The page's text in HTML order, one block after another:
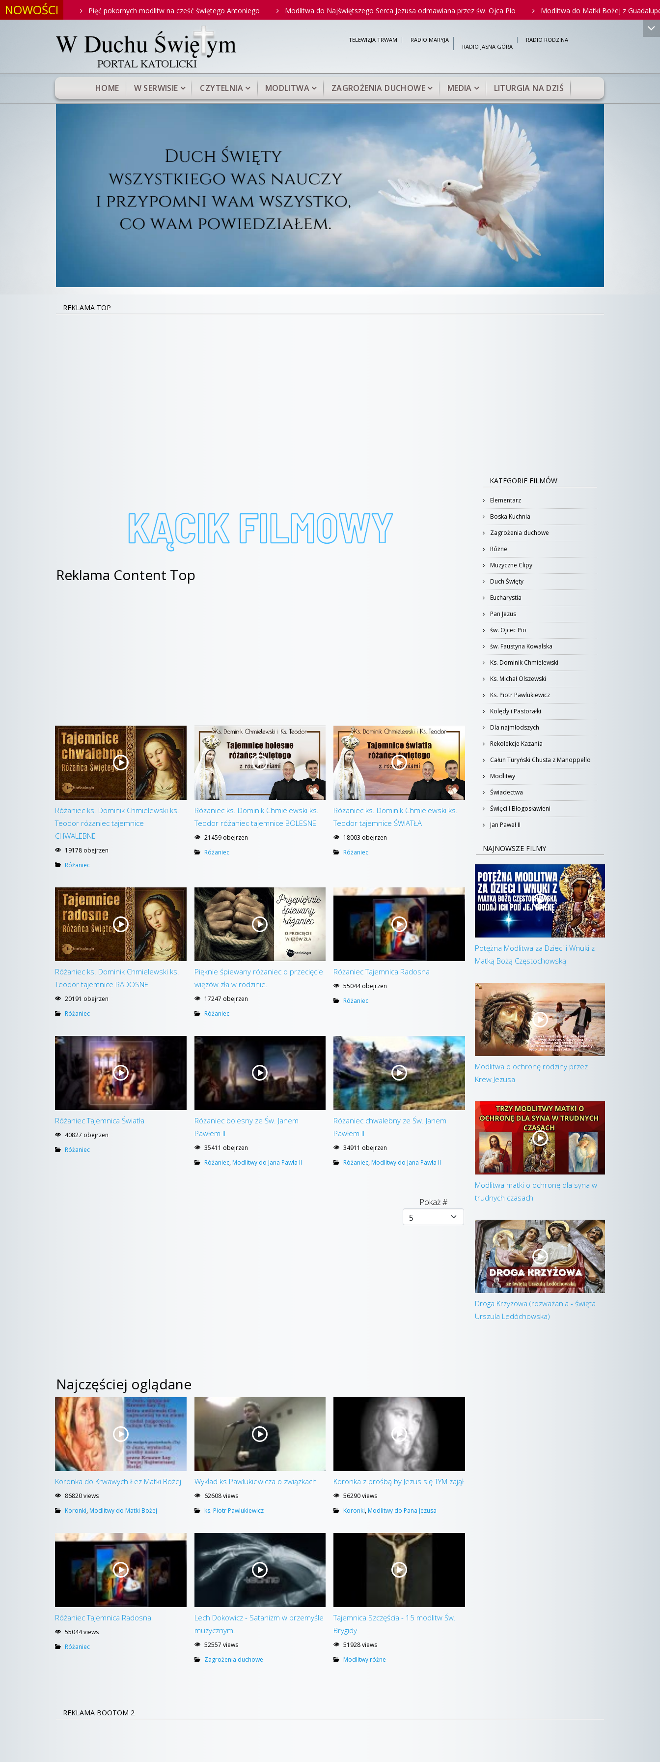
NOWOŚCIPięć pokornych modlitw na cześć świętego Antoniego Modlitwa do Najświętszego Serca Jezusa odmawiana przez św. Ojca Pio Modlitwa do Matki Bożej z Guadalupe za
TELEWIZJA TRWAM RADIO MARYJA
RADIO JASNA GÓRA
RADIO RODZINA
HOME W SERWISIE CZYTELNIA MODLITWA ZAGROŻENIA DUCHOWE MEDIA LITURGIA NA DZIŚ
REKLAMA TOP
Reklama Content Top
Różaniec ks. Dominik Chmielewski ks.
Teodor różaniec tajemnice
CHWALEBNE
19178 obejrzen
Różaniec
Różaniec ks. Dominik Chmielewski ks.
Teodor różaniec tajemnice BOLESNE
21459 obejrzen
Różaniec
Różaniec ks. Dominik Chmielewski ks.
Teodor tajemnice ŚWIATŁA
18003 obejrzen
Różaniec
Różaniec ks. Dominik Chmielewski ks.
Teodor tajemnice RADOSNE
20191 obejrzen
Różaniec
Pięknie śpiewany różaniec o przecięcie
więzów zła w rodzinie.
17247 obejrzen
Różaniec
Różaniec Tajemnica Radosna
55044 obejrzen
Różaniec
Różaniec Tajemnica Światła
40827 obejrzen
Różaniec
Różaniec bolesny ze Św. Janem
Pawłem II
35411 obejrzen
Różaniec,Modlitwy do Jana Pawła II
Różaniec chwalebny ze Św. Janem
Pawłem II
34911 obejrzen
Różaniec,Modlitwy do Jana Pawła II
Pokaż #
Najczęściej oglądane
Koronka do Krwawych Łez Matki Bożej
86820 views
Koronki, Modlitwy do Matki Bożej
Wykład ks Pawlukiewicza o związkach
62608 views
ks. Piotr Pawlukiewicz
Koronka z prośbą by Jezus się TYM zajął
56290 views
Koronki,Modlitwy do Pana Jezusa
Różaniec Tajemnica Radosna
55044 views
Różaniec
Lech Dokowicz - Satanizm w przemyśle
muzycznym.
52557 views
Zagrożenia duchowe
Tajemnica Szczęścia - 15 modlitw Św.
Brygidy
51928 views
Modlitwy różne
KATEGORIE FILMÓW
Elementarz
Boska Kuchnia
Zagrożenia duchowe
Różne
Muzyczne Clipy
Duch Święty
Eucharystia
Pan Jezus
św. Ojcec Pio
św. Faustyna Kowalska
Ks. Dominik Chmielewski
Ks. Michał Olszewski
Ks. Piotr Pawlukiewicz
Kolędy i Pastorałki
Dla najmłodszych
Rekolekcje Kazania
Całun Turyński Chusta z Manoppello
Modlitwy
Świadectwa
Święci I Błogosławieni
Jan Paweł II
NAJNOWSZE FILMY
Potężna Modlitwa za Dzieci i Wnuki z
Matką Bożą Częstochowską
Modlitwa o ochronę rodziny przez
Krew Jezusa
Modlitwa matki o ochronę dla syna w
trudnych czasach
Droga Krzyżowa (rozważania - święta
Urszula Ledóchowska)
REKLAMA BOOTOM 2